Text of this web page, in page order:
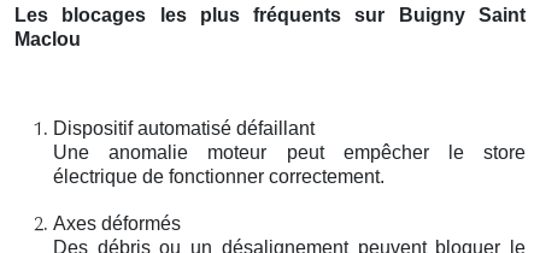
Les blocages les plus fréquents sur Buigny Saint
Maclou
Dispositif automatisé défaillant
Une anomalie moteur peut empêcher le store
électrique de fonctionner correctement.
Axes déformés
Des débris ou un désalignement peuvent bloquer le